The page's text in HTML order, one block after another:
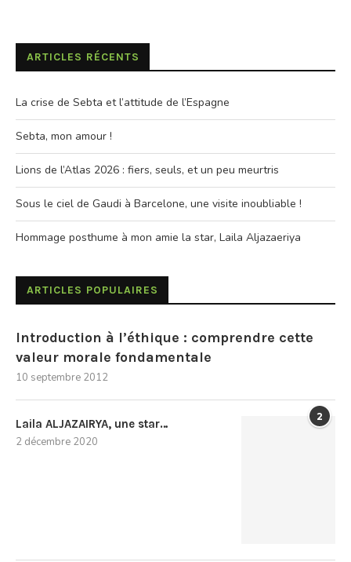
ARTICLES RÉCENTS
La crise de Sebta et l’attitude de l’Espagne
Sebta, mon amour !
Lions de l’Atlas 2026 : fiers, seuls, et un peu meurtris
Sous le ciel de Gaudi à Barcelone, une visite inoubliable !
Hommage posthume à mon amie la star, Laila Aljazaeriya
ARTICLES POPULAIRES
Introduction à l’éthique : comprendre cette
valeur morale fondamentale
10 septembre 2012
2
Laila ALJAZAIRYA, une star…
2 décembre 2020